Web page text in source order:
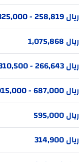
ريال 258,819 - 325,000
ريال 1,075,868
ريال 266,643 - 310,500
ريال 687,000 - 915,000
ريال 595,000
ريال 314,900